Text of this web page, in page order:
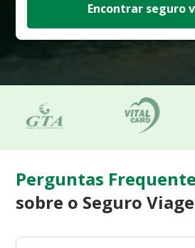
Encontrar seguro
Perguntas
sobre o Seguro